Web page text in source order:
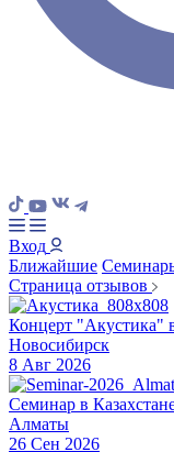
Вход
Ближайшие
Страница отзывов
Концерт "Акустика"
Новосибирск
8 Авг 2026
Семинар в
Алматы
26 Сен 2026